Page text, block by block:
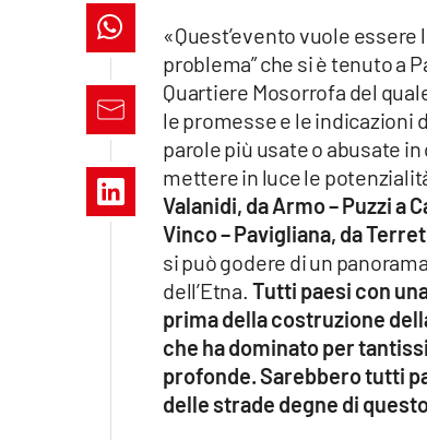
«Quest’evento vuole
problema” che si è tenuto a
Quartiere Mosorrofa del
le promesse e le indicazioni
parole più usate o abusate
mettere in luce le
Valanidi, da Armo – Puzzi a
Vinco – Pavigliana, da
si può godere di un
dell’Etna. Tutti paesi con
prima della costruzione
che ha dominato per
profonde. Sarebbero tutti
delle strade degne di